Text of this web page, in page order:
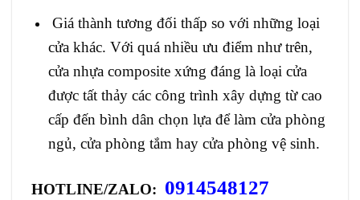
Giá thành tương đối thấp so với những loại
cửa khác. Với quá nhiều ưu điểm như trên,
cửa nhựa composite xứng đáng là loại cửa
được tất thảy các công trình xây dựng từ cao
cấp đến bình dân chọn lựa để làm cửa phòng
ngủ, cửa phòng tắm hay cửa phòng vệ sinh.
HOTLINE/ZALO: 0914548127